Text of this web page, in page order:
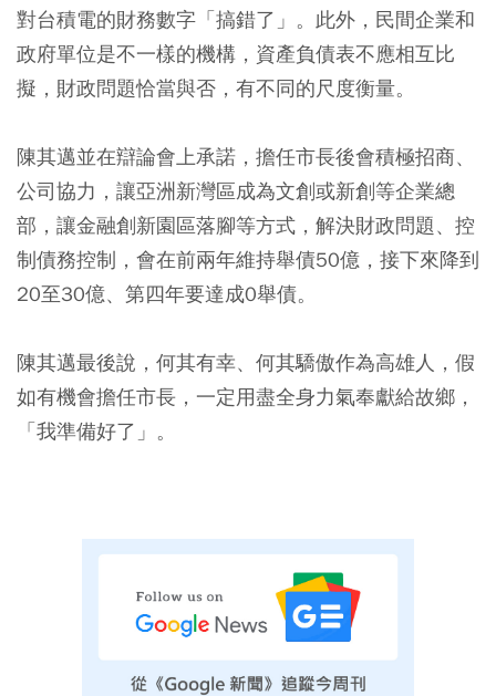
對台積電的財務數字「搞錯了」。此外，民間企業和
政府單位是不一樣的機構，資產負債表不應相互比
擬，財政問題恰當與否，有不同的尺度衡量。
陳其邁並在辯論會上承諾，擔任市長後會積極招商、
公司協力，讓亞洲新灣區成為文創或新創等企業總
部，讓金融創新園區落腳等方式，解決財政問題、控
制債務控制，會在前兩年維持舉債50億，接下來降到
20至30億、第四年要達成0舉債。
陳其邁最後說，何其有幸、何其驕傲作為高雄人，假
如有機會擔任市長，一定用盡全身力氣奉獻給故鄉，
「我準備好了」。